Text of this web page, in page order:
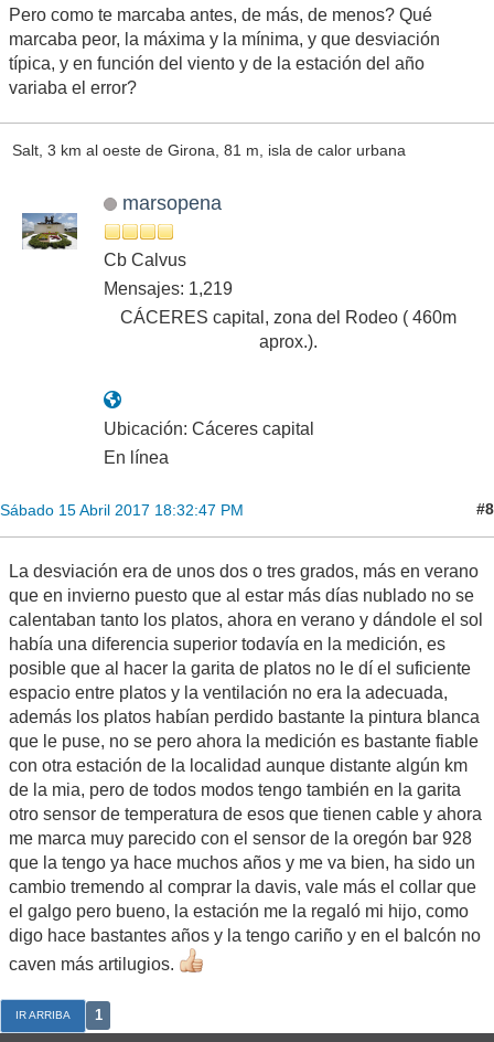
Pero como te marcaba antes, de más, de menos? Qué
marcaba peor, la máxima y la mínima, y que desviación
típica, y en función del viento y de la estación del año
variaba el error?
Salt, 3 km al oeste de Girona, 81 m, isla de calor urbana
marsopena
Cb Calvus
Mensajes: 1,219
CÁCERES capital, zona del Rodeo ( 460m
aprox.).
Ubicación: Cáceres capital
En línea
Sábado 15 Abril 2017 18:32:47 PM #8
La desviación era de unos dos o tres grados, más en verano
que en invierno puesto que al estar más días nublado no se
calentaban tanto los platos, ahora en verano y dándole el sol
había una diferencia superior todavía en la medición, es
posible que al hacer la garita de platos no le dí el suficiente
espacio entre platos y la ventilación no era la adecuada,
además los platos habían perdido bastante la pintura blanca
que le puse, no se pero ahora la medición es bastante fiable
con otra estación de la localidad aunque distante algún km
de la mia, pero de todos modos tengo también en la garita
otro sensor de temperatura de esos que tienen cable y ahora
me marca muy parecido con el sensor de la oregón bar 928
que la tengo ya hace muchos años y me va bien, ha sido un
cambio tremendo al comprar la davis, vale más el collar que
el galgo pero bueno, la estación me la regaló mi hijo, como
digo hace bastantes años y la tengo cariño y en el balcón no
caven más artilugios.
IR ARRIBA 1